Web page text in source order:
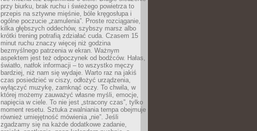
przy biurku, brak ruchu i świeżego powietrza to
przepis na sztywne mięśnie, bóle kręgosłupa i
ogólne poczucie „zamulenia”. Proste rozciąganie,
kilka głębszych oddechów, szybszy marsz albo
krótki trening potrafią zdziałać cuda. Czasem 15
minut ruchu znaczy więcej niż godzina
bezmyślnego patrzenia w ekran. Ważnym
aspektem jest też odpoczynek od bodźców. Hałas,
światło, natłok informacji – to wszystko męczy
bardziej, niż nam się wydaje. Warto raz na jakiś
czas posiedzieć w ciszy, odłożyć urządzenia,
wyłączyć muzykę, zamknąć oczy. To chwila, w
której możemy zauważyć własne myśli, emocje,
napięcia w ciele. To nie jest „stracony czas”, tylko
moment resetu. Sztuka zwalniania tempa obejmuje
również umiejętność mówienia „nie”. Jeśli
zgadzamy się na każde dodatkowe zadanie,